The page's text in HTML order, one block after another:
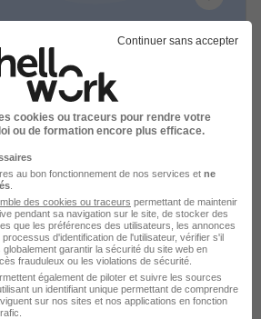
Media - Aix-En-
13
Alternance
/ mois
il y a 14 jours
Continuer sans accepter
cookies ou traceurs pour rendre votre
ou de formation encore plus efficace.
au bon fonctionnement de nos services et ne
des cookies ou traceurs permettant de maintenir
pendant sa navigation sur le site, de stocker des
que les préférences des utilisateurs, les annonces
d'identification de l'utilisateur, vérifier s'il
garantir la sécurité du site web en
frauduleux ou les violations de sécurité.
également de piloter et suivre les sources
un identifiant unique permettant de comprendre
sur nos sites et nos applications en fonction